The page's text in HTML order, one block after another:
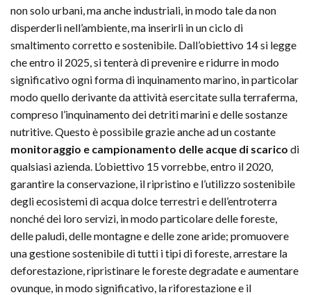
non solo urbani, ma anche industriali, in modo tale da non
disperderli nell’ambiente, ma inserirli in un ciclo di
smaltimento corretto e sostenibile. Dall’obiettivo 14 si legge
che entro il 2025, si tenterà di prevenire e ridurre in modo
significativo ogni forma di inquinamento marino, in particolar
modo quello derivante da attività esercitate sulla terraferma,
compreso l’inquinamento dei detriti marini e delle sostanze
nutritive. Questo è possibile grazie anche ad un costante
monitoraggio e campionamento delle acque di scarico di
qualsiasi azienda. L’obiettivo 15 vorrebbe, entro il 2020,
garantire la conservazione, il ripristino e l’utilizzo sostenibile
degli ecosistemi di acqua dolce terrestri e dell’entroterra
nonché dei loro servizi, in modo particolare delle foreste,
delle paludi, delle montagne e delle zone aride; promuovere
una gestione sostenibile di tutti i tipi di foreste, arrestare la
deforestazione, ripristinare le foreste degradate e aumentare
ovunque, in modo significativo, la riforestazione e il